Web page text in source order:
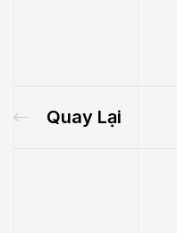
Quay Lại